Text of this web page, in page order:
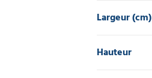
Largeur (cm)
Hauteur